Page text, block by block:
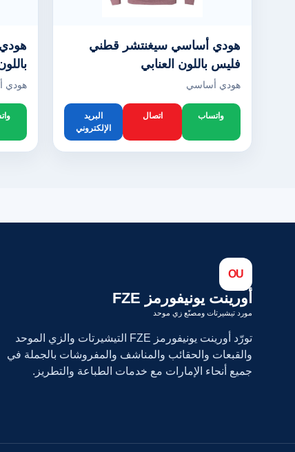
هودي أساسي سيغنتشر قطني
فليس باللون العنابي
هودي أساسي
واتساب اتصال
البريد
الإلكتروني
هودي
OU
أورينت يونيفورمز FZE
مورد تيشيرتات ومصنّع زي موحد
تورّد أورينت يونيفورمز FZE التيشيرتات والزي الموحد
والقبعات والحقائب والمناشف والمفروشات بالجملة في
جميع أنحاء الإمارات مع خدمات الطباعة والتطريز.